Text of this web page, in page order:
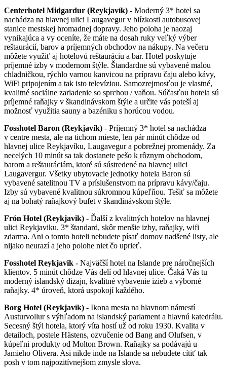
Centerhotel Midgardur (Reykjavík) - Moderný 3* hotel sa
nachádza na hlavnej ulici Laugavegur v blízkosti autobusovej
stanice mestskej hromadnej dopravy. Jeho poloha je naozaj
vynikajúca a vy oceníte, že máte na dosah ruky veľký výber
reštaurácií, barov a príjemných obchodov na nákupy. Na večeru
môžete využiť aj hotelovú reštauráciu a bar. Hotel poskytuje
príjemné izby v modernom štýle. Štandardne sú vybavené malou
chladničkou, rýchlo varnou kanvicou na prípravu čaju alebo kávy,
WiFi pripojením a tak isto televíziou. Samozrejmosťou je vlastné,
kvalitné sociálne zariadenie so sprchou / vaňou. Súčasťou hotela sú
príjemné raňajky v škandinávskom štýle a určite vás poteší aj
možnosť využitia sauny a bazéniku s horúcou vodou.
Fosshotel Baron (Reykjavík) - Príjemný 3* hotel sa nachádza
v centre mesta, ale na tichom mieste, len pár minút chôdze od
hlavnej ulice Reykjavíku, Laugavegur a pobrežnej promenády. Za
necelých 10 minút sa tak dostanete pešo k rôznym obchodom,
barom a reštauráciám, ktoré sú sústredené na hlavnej ulici
Laugavergur. Všetky ubytovacie jednotky hotela Baron sú
vybavené satelitnou TV a príslušenstvom na prípravu kávy/čaju.
Izby sú vybavené kvalitnou súkromnou kúpeľňou. Tešiť sa môžete
aj na bohatý raňajkový bufet v škandinávskom štýle.
Frón Hotel (Reykjavik) - Ďalší z kvalitných hotelov na hlavnej
ulici Reykjaviku. 3* štandard, skôr menšie izby, raňajky, wifi
zdarma. Ani o tomto hoteli nebudete písať domov nadšené listy, ale
nijako neurazí a jeho polohe niet čo uprieť.
Fosshotel Reykjavik - Najväčší hotel na Islande pre náročnejších
klientov. 5 minút chôdze Vás delí od hlavnej ulice. Čaká Vás tu
moderný islandský dizajn, kvalitné vybavenie izieb a výborné
raňajky. 4* úroveň, ktorá uspokojí každého.
Borg Hotel (Reykjavík) - Ikona mesta na hlavnom námestí
Austurvollur s výhľadom na islandský parlament a hlavnú katedrálu.
Secesný štýl hotela, ktorý víta hostí už od roku 1930. Kvalita v
detailoch, postele Hästens, ozvučenie od Bang and Olufsen, v
kúpeľni produkty od Molton Brown. Raňajky sa podávajú u
Jamieho Olivera. Asi nikde inde na Islande sa nebudete cítiť tak
posh v tom najpozitívnejšom zmysle slova.